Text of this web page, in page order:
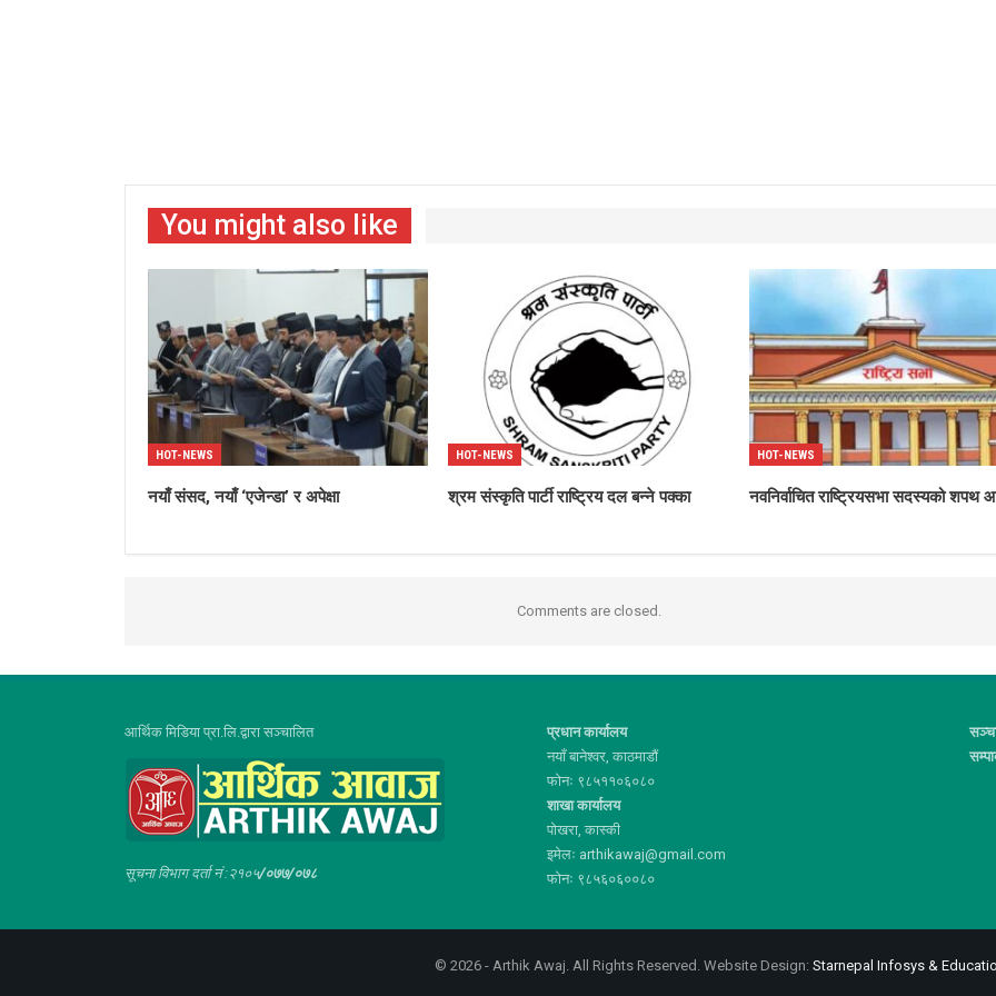
You might also like
HOT-NEWS
नयाँ संसद, नयाँ ‘एजेन्डा’ र अपेक्षा
HOT-NEWS
श्रम संस्कृति पार्टी राष्ट्रिय दल बन्ने पक्का
HOT-NEWS
नवनिर्वाचित राष्ट्रियसभा सदस्यको शपथ
Comments are closed.
आर्थिक मिडिया प्रा.लि.द्वारा सञ्चालित
सूचना विभाग दर्ता नं :२१०५/०७७/०७८
प्रधान कार्यालय
नयाँ बानेश्वर, काठमाडौं
फोनः ९८५११०६०८०
शाखा कार्यालय
पोखरा, कास्की
इमेलः arthikawaj@gmail.com
फोनः ९८५६०६००८०
© 2026 - Arthik Awaj. All Rights Reserved. Website Design: Starnepal Infosys &